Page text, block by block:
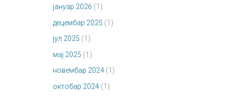
јануар 2026 (1)
децембар 2025 (1)
јул 2025 (1)
мај 2025 (1)
новембар 2024 (1)
октобар 2024 (1)